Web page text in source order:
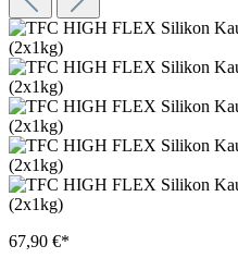
67,90 €*